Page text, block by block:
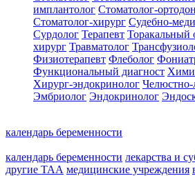
имплантолог Стоматолог-
Стоматолог-хирург Судебно-
Сурдолог Терапевт Торакальный
хирург Травматолог
Физиотерапевт Флеболог
Функциональный диагност
Хирург-эндокринолог Челюстно-
Эмбриолог Эндокринолог
календарь беременности
календарь беременности лекарства и
другие ТАА медицинские учреждения